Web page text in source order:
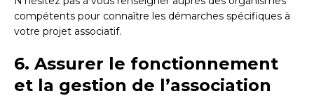
compétents pour connaître les démarches spécifiques à
votre projet associatif.
6. Assurer le fonctionnement
et la gestion de l’association